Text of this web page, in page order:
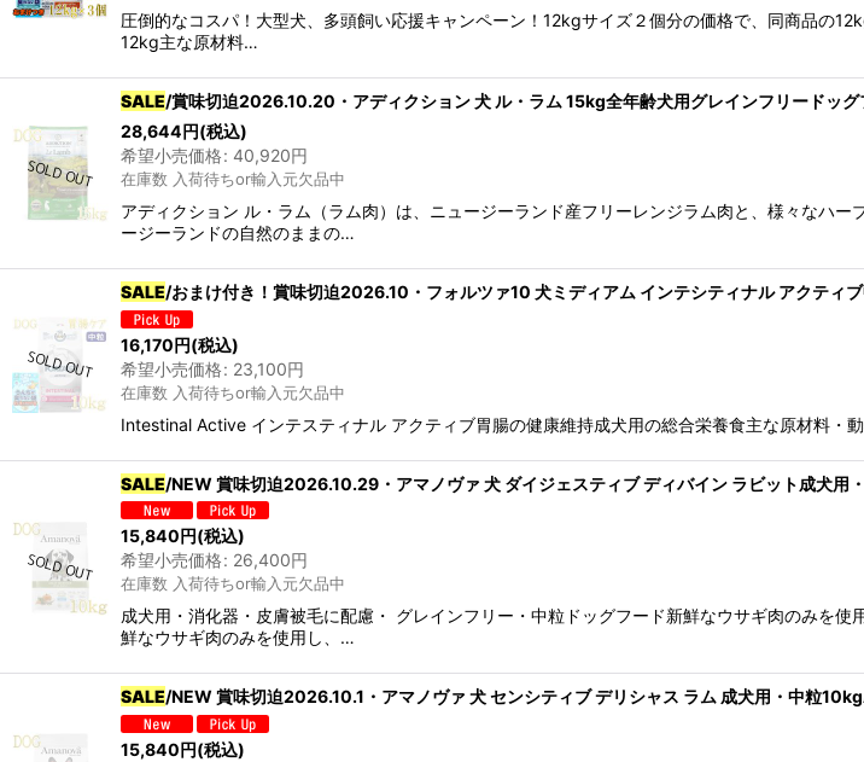
圧倒的なコスパ！大型犬、多頭飼い応援キャンペーン！12kgサイズ２個分の価格で、同商品の
12kg主な原材料…
SALE/賞味切迫2026.10.20・アディクション 犬 ル・ラム 15kg全年齢犬用グレインフリードッ
28,644円(税込)
希望小売価格: 40,920円
在庫数 入荷待ちor輸入元欠品中
アディクション ル・ラム（ラム肉）は、ニュージーランド産フリーレンジラム肉と、様々なハ
ージーランドの自然のままの…
SALE/おまけ付き！賞味切迫2026.10・フォルツァ10 犬ミディアム インテシティナル アクティ
16,170円(税込)
希望小売価格: 23,100円
在庫数 入荷待ちor輸入元欠品中
Intestinal Active インテスティナル アクティブ胃腸の健康維持成犬用の総合栄養食主な原材料
SALE/NEW 賞味切迫2026.10.29・アマノヴァ 犬 ダイジェスティブ ディバイン ラビット成犬
15,840 円(税込)
希望小売価格: 26,400円
在庫数 入荷待ちor輸入元欠品中
成犬用・消化器・皮膚被毛に配慮・ グレインフリー・中粒ドッグフード新鮮なウサギ肉のみを
鮮なウサギ肉のみを使用し、…
SALE/NEW 賞味切迫2026.10.1・アマノヴァ 犬 センシティブ デリシャス ラム 成犬用・中粒
15,840円(税込)